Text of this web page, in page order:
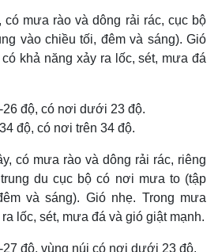
có mưa rào và dông rải rác, cục bộ
vào chiều tối, đêm và sáng). Gió
khả năng xảy ra lốc, sét, mưa đá
26 độ, có nơi dưới 23 độ.
độ, có nơi trên 34 độ.
có mưa rào và dông rải rác, riêng
du cục bộ có nơi mưa to (tập
và sáng). Gió nhẹ. Trong mưa
lốc, sét, mưa đá và gió giật mạnh.
27 độ, vùng núi có nơi dưới 23 độ.